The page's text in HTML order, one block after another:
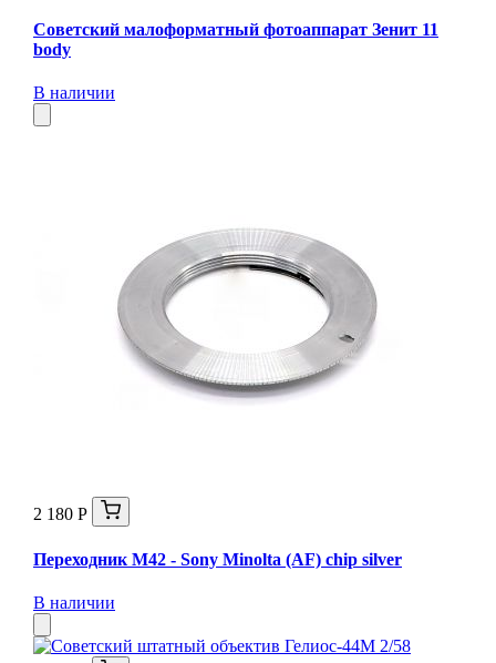
Советский малоформатный фотоаппарат Зенит 11
body
В наличии
2 180 Р
Переходник M42 - Sony Minolta (AF) chip silver
В наличии